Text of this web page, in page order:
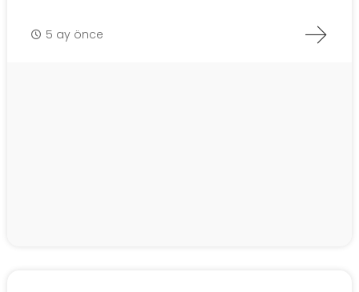
5 ay önce